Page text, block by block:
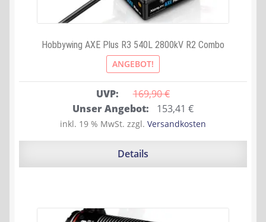
Hobbywing AXE Plus R3 540L 2800kV R2 Combo
ANGEBOT!
UVP: 169,90 €
Ursprünglicher
Preis
war:
Unser Angebot: 153,41€Aktueller
Preis
ist:
inkl. 19 % MwSt. zzgl. Versandkosten
Details